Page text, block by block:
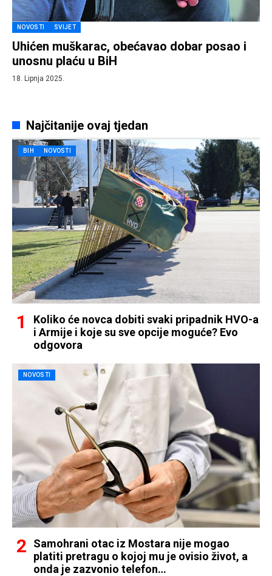
NOVOSTI SVIJET
Uhićen muškarac, obećavao dobar posao i
unosnu plaću u BiH
18. Lipnja 2025.
Najčitanije ovaj tjedan
BIH NOVOSTI
Koliko će novca dobiti svaki pripadnik HVO-a
i Armije i koje su sve opcije moguće? Evo
odgovora
NOVOSTI
Samohrani otac iz Mostara nije mogao
platiti pretragu o kojoj mu je ovisio život, a
onda je zazvonio telefon…